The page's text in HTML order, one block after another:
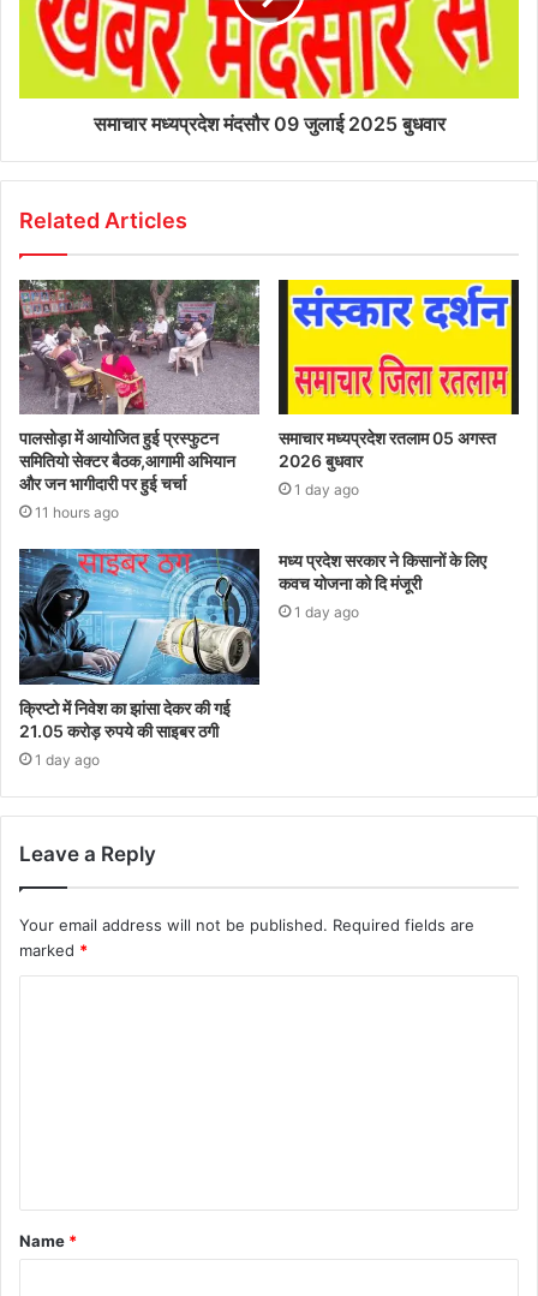
समाचार मध्यप्रदेश मंदसौर 09 जुलाई 2025 बुधवार
Related Articles
पालसोड़ा में आयोजित हुई प्रस्फुटन
समितियो सेक्टर बैठक,आगामी अभियान
और जन भागीदारी पर हुई चर्चा
11 hours ago
समाचार मध्यप्रदेश रतलाम 05 अगस्त
2026 बुधवार
1 day ago
क्रिप्टो में निवेश का झांसा देकर की गई
21.05 करोड़ रुपये की साइबर ठगी
1 day ago
मध्य प्रदेश सरकार ने किसानों के लिए
कवच योजना को दि मंजूरी
1 day ago
Leave a Reply
Your email address will not be published. Required fields are
marked *
Name *